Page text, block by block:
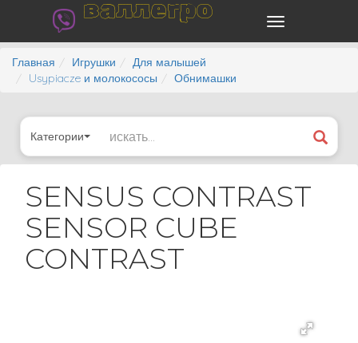
валлегро
Главная Игрушки
Для малышей
Usypiacze и молокососы
Обнимашки
Категории
SENSUS CONTRAST
SENSOR CUBE
CONTRAST